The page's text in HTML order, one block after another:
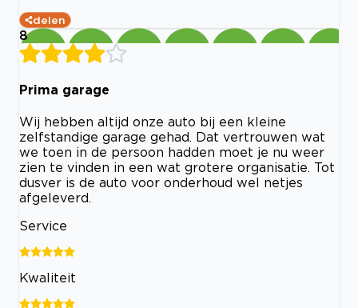
delen
8
Prima garage
Wij hebben altijd onze auto bij een kleine
zelfstandige garage gehad. Dat vertrouwen wat
we toen in de persoon hadden moet je nu weer
zien te vinden in een wat grotere organisatie. Tot
dusver is de auto voor onderhoud wel netjes
afgeleverd.
Service
Kwaliteit